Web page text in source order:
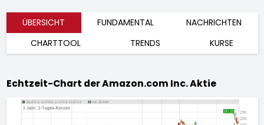
ÜBERSICHT FUNDAMENTAL
NACHRICHTEN
CHARTTOOL
TRENDS KURSE
Echtzeit-Chart der Amazon.com Inc. Aktie